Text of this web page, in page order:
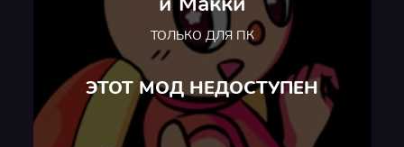
ТОЛЬКО ДЛЯ ПК
ЭТОТ МОД НЕДОСТУПЕН